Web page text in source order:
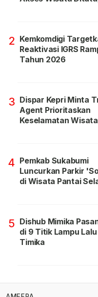
2 Kemkomdigi
Reaktivasi IGRS
Tahun 2026
3 Dispar Kepri Minta
Agent Prioritaskan
Keselamatan
4 Pemkab Sukabumi
Luncurkan Parkir
di Wisata Pantai
5 Dishub Mimika
di 9 Titik Lampu
Timika